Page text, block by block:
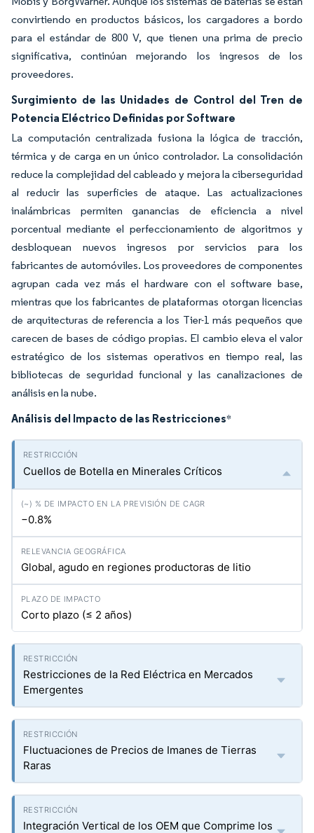
convirtiendo en productos básicos, los cargadores a bordo
para el estándar de 800 V, que tienen una prima de precio
significativa, continúan mejorando los ingresos de los
proveedores.
Surgimiento de las Unidades de Control del Tren de
Potencia Eléctrico Definidas por Software
La computación centralizada fusiona la lógica de tracción,
térmica y de carga en un único controlador. La consolidación
reduce la complejidad del cableado y mejora la ciberseguridad
al reducir las superficies de ataque. Las actualizaciones
inalámbricas permiten ganancias de eficiencia a nivel
porcentual mediante el perfeccionamiento de algoritmos y
desbloquean nuevos ingresos por servicios para los
fabricantes de automóviles. Los proveedores de componentes
agrupan cada vez más el hardware con el software base,
mientras que los fabricantes de plataformas otorgan licencias
de arquitecturas de referencia a los Tier-1 más pequeños que
carecen de bases de código propias. El cambio eleva el valor
estratégico de los sistemas operativos en tiempo real, las
bibliotecas de seguridad funcional y las canalizaciones de
análisis en la nube.
Análisis del Impacto de las Restricciones*
Cuellos de Botella en Minerales Críticos
−0.8%
Global, agudo en regiones productoras de litio
Corto plazo (≤ 2 años)
Restricciones de la Red Eléctrica en Mercados
Emergentes
Fluctuaciones de Precios de Imanes de Tierras
Raras
Integración Vertical de los OEM que Comprime los